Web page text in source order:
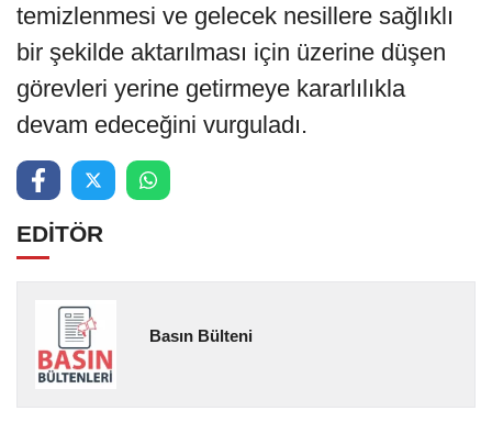
temizlenmesi ve gelecek nesillere sağlıklı
bir şekilde aktarılması için üzerine düşen
görevleri yerine getirmeye kararlılıkla
devam edeceğini vurguladı.
EDİTÖR
Basın Bülteni